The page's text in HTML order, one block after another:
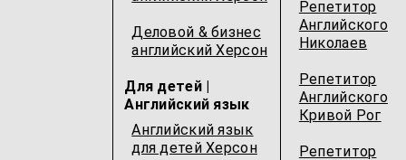
Деловой & бизнес
английский Херсон
Для детей |
Английский язык
Английский язык
для детей Херсон
Репетитор
Английского
Николаев
Репетитор
Английского
Кривой Рог
Репетитор